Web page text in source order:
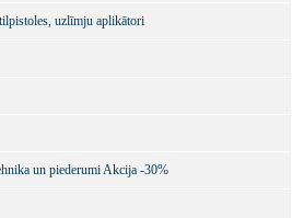
uzlīmju aplikātori
un piederumi Akcija -30%